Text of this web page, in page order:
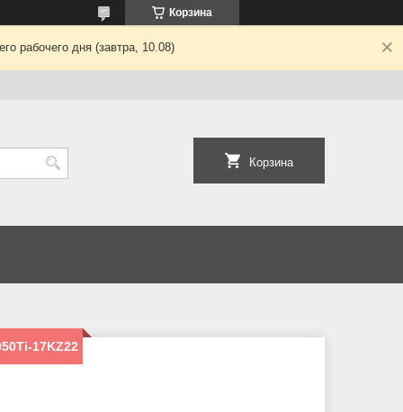
Корзина
рабочего дня (завтра, 10.08)
Корзина
17KZ22